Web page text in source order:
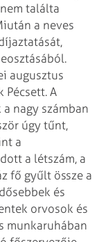
találta
a neves
augusztus
Pécsett. A
nagy számban
úgy tűnt,
a
a létszám, a
fő gyűlt össze a
és
orvosok és
munkaruhában